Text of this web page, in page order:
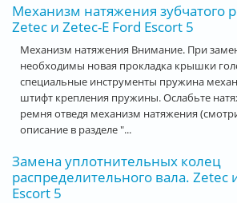
Механизм натяжения зубчатого
Zetec и Zetec-E Ford Escort 5
Механизм натяжения Внимание. При
необходимы новая прокладка крышки
специальные инструменты пружина
штифт крепления пружины. Ослабьте
ремня отведя механизм натяжения
описание в разделе "...
Замена уплотнительных колец
распределительного вала. Zetec
Escort 5